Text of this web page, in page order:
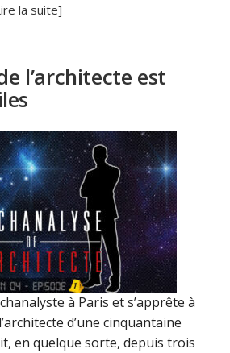
la suite]
l’architecte est
à Paris et s’apprête à
d’une cinquantaine
en quelque sorte, depuis trois